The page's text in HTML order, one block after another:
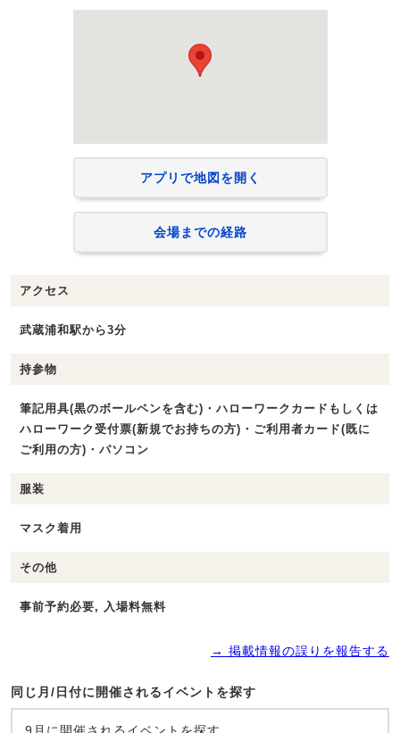
アプリで地図を開く
会場までの経路
アクセス
武蔵浦和駅から3分
持参物
筆記用具(黒のボールペンを含む)・ハローワークカードもしくは
ハローワーク受付票(新規でお持ちの方)・ご利用者カード(既に
ご利用の方)・パソコン
服装
マスク着用
その他
事前予約必要, 入場料無料
→ 掲載情報の誤りを報告する
同じ月/日付に開催されるイベントを探す